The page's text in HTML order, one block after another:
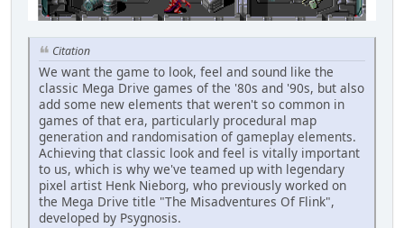
Citation
We want the game to look, feel and sound like the
classic Mega Drive games of the '80s and '90s, but also
add some new elements that weren't so common in
games of that era, particularly procedural map
generation and randomisation of gameplay elements.
Achieving that classic look and feel is vitally important
to us, which is why we've teamed up with legendary
pixel artist Henk Nieborg, who previously worked on
the Mega Drive title "The Misadventures Of Flink",
developed by Psygnosis.